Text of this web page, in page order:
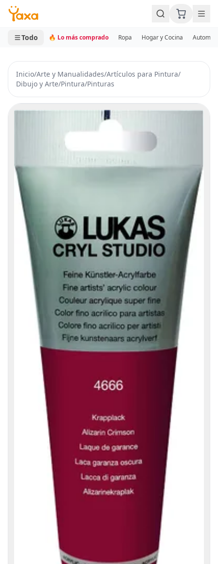
MINI CARRITO
0 productos
Todo 🔥 Lo más comprado Ropa Hogar y Cocina
Inicio/Arte y Manualidades/Artículos para Pintura/
Dibujo y Arte/Pintura/Pinturas